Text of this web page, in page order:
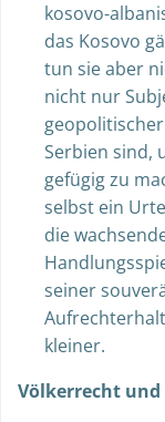
kosovo-
das Kosovo
tun sie aber
nicht nur
Serbien sind,
gefügig zu
selbst ein
die
seiner
kleiner.
Völkerrecht und